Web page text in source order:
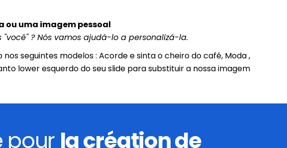
ou uma imagem pessoal
? Nós vamos ajudá-lo a personalizá-la.
seguintes modelos : Acorde e sinta o cheiro do café, Moda ,
lower esquerdo do seu slide para substituir a nossa imagem
pour la création de